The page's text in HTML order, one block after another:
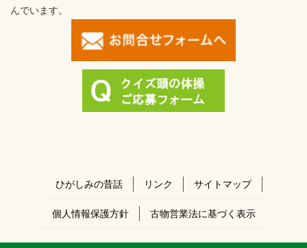
んでいます。
ひがしみの昔話 リンク サイトマップ
個人情報保護方針 古物営業法に基づく表示